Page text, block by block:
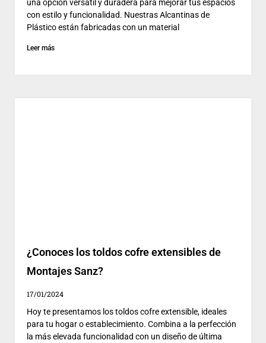
una opción versátil y duradera para mejorar tus espacios
con estilo y funcionalidad. Nuestras Alcantinas de
Plástico están fabricadas con un material
Leer más
¿Conoces los toldos cofre extensibles de
Montajes Sanz?
17/01/2024
Hoy te presentamos los toldos cofre extensible, ideales
para tu hogar o establecimiento. Combina a la perfección
la más elevada funcionalidad con un diseño de última